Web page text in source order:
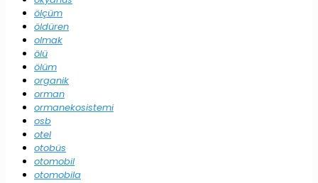
ölçüm
öldüren
olmak
ölü
ölüm
organik
orman
ormanekosistemi
osb
otel
otobüs
otomobil
otomobila